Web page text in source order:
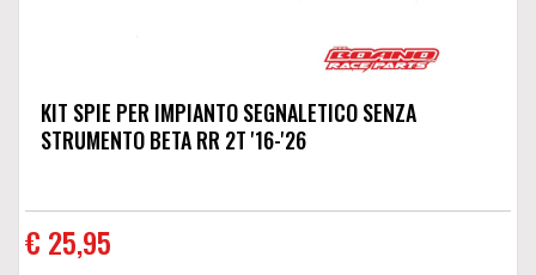
KIT SPIE PER IMPIANTO SEGNALETICO SENZA
STRUMENTO BETA RR 2T '16-'26
€ 25,95